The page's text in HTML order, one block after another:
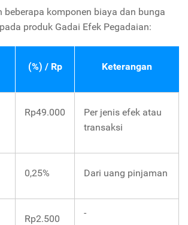
beberapa komponen biaya dan bunga
produk Gadai Efek Pegadaian:
(%) / Rp Keterangan
Rp49.000
Per jenis efek atau
transaksi
0,25% Dari uang pinjaman
Rp2.500
-